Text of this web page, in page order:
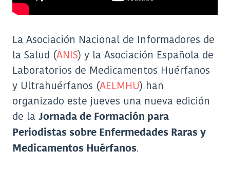
La Asociación Nacional de Informadores de
la Salud (ANIS) y la Asociación Española de
Laboratorios de Medicamentos Huérfanos
y Ultrahuérfanos (AELMHU) han
organizado este jueves una nueva edición
de la Jornada de Formación para
Periodistas sobre Enfermedades Raras y
Medicamentos Huérfanos.